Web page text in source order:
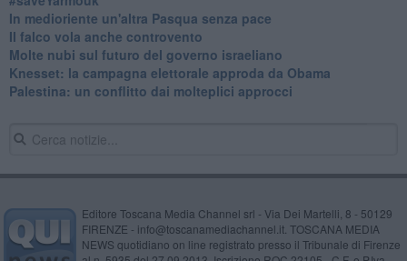
​In medioriente un'altra Pasqua senza pace
​Il falco vola anche controvento
Molte nubi sul futuro del governo israeliano
Knesset: la campagna elettorale approda da Obama
Palestina: un conflitto dai molteplici approcci
Editore Toscana Media Channel srl - Via Dei Martelli, 8 - 50129
FIRENZE - info@toscanamediachannel.it. TOSCANA MEDIA
NEWS quotidiano on line registrato presso il Tribunale di Firenze